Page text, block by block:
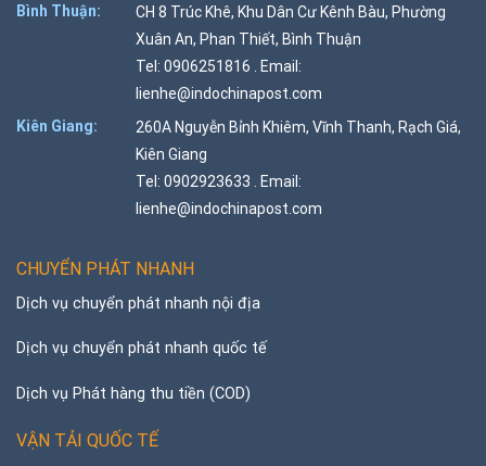
Bình Thuận:
CH 8 Trúc Khê, Khu Dân Cư Kênh Bàu, Phường
Xuân An, Phan Thiết, Bình Thuận
Tel: 0906251816 . Email:
lienhe@indochinapost.com
Kiên Giang:
260A Nguyễn Bỉnh Khiêm, Vĩnh Thanh, Rạch Giá,
Kiên Giang
Tel: 0902923633 . Email:
lienhe@indochinapost.com
CHUYỂN PHÁT NHANH
Dịch vụ chuyển phát nhanh nội địa
Dịch vụ chuyển phát nhanh quốc tế
Dịch vụ Phát hàng thu tiền (COD)
VẬN TẢI QUỐC TẾ